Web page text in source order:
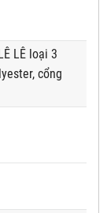
LÊ loại 3
cổng